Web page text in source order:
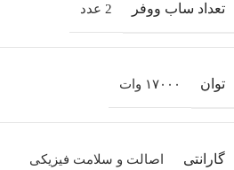
تعداد ساب‌ ووفر 2 عدد
توان ۱۷۰۰۰ وات
گارانتی اصالت و سلامت فیزیکی